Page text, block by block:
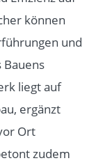
können
und
Bauens
liegt auf
ergänzt
Ort
zudem